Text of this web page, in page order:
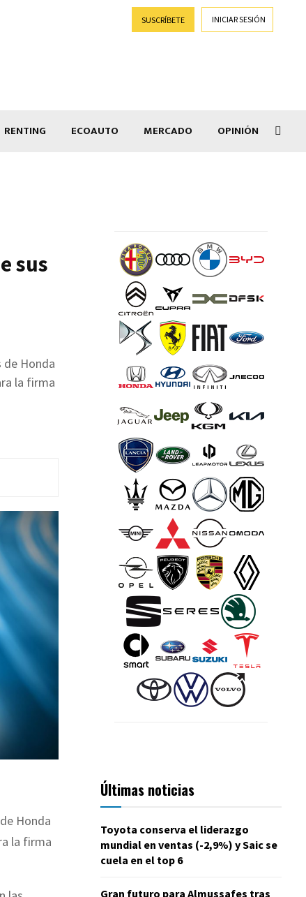
SUSCRÍBETE INICIAR SESIÓN
RENTING ECOAUTO MERCADO OPINIÓN
sus
de Honda
la firma
Honda
la firma
Últimas noticias
Toyota conserva el liderazgo
mundial en ventas (-2,9%) y Saic se
cuela en el top 6
Gran futuro para Almussafes tras